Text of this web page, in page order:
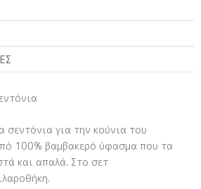
σεντόνια για την κούνια του
100% βαμβακερό ύφασμα που τα
και απαλά. Στο σετ